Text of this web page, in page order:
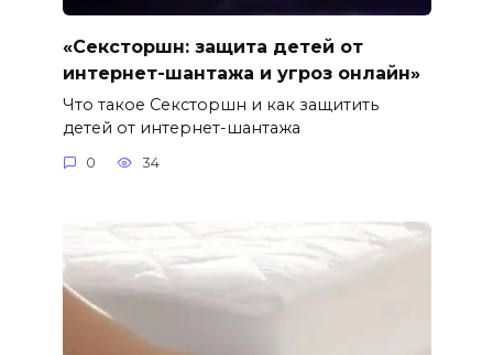
«Сексторшн: защита детей от
интернет-шантажа и угроз онлайн»
Что такое Сексторшн и как защитить
детей от интернет-шантажа
0 34